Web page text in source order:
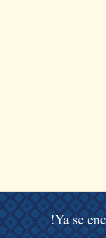
!Ya se